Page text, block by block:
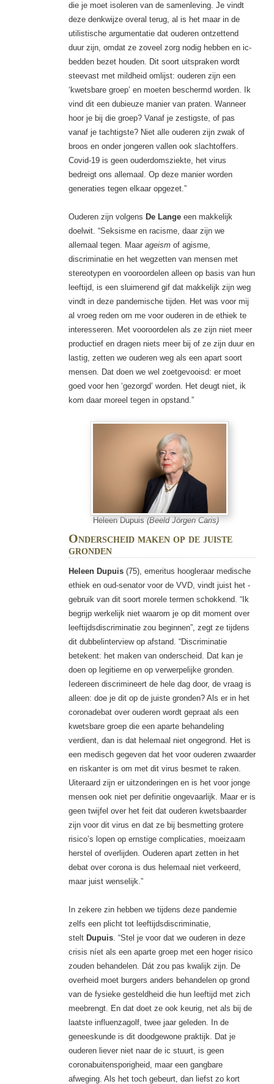
die je moet iso­leren van de samenleving. Je vindt
deze denkwijze overal terug, al is het maar in de
utilistische argumentatie dat ouderen ontzettend
duur zijn, omdat ze zoveel zorg ­nodig hebben en ic-
bedden bezet houden. Dit soort uitspraken wordt
steevast met mildheid omlijst: ouderen zijn een
‘kwetsbare groep’ en moeten beschermd worden. Ik
vind dit een dubieuze manier van praten. Wanneer
hoor je bij die groep? Vanaf je zestigste, of pas
vanaf je tachtigste? Niet alle ouderen zijn zwak of
broos en ­onder jongeren vallen ook slachtoffers.
Covid-19 is geen ouderdomsziekte, het virus
bedreigt ons allemaal. Op deze manier worden
generaties tegen elkaar opgezet.”
Ouderen zijn volgens De Langeeen makkelijk
doelwit. “Seksisme en racisme, daar zijn we
allemaal tegen. Maar ageism of agisme,
discriminatie en het wegzetten van mensen met
stereotypen en vooroordelen alleen op basis van hun
leeftijd, is een sluimerend gif dat makkelijk zijn weg
vindt in deze pandemische tijden. Het was voor mij
al vroeg reden om me voor ouderen in de ethiek te
interesseren. Met vooroordelen als ze zijn niet meer
productief en dragen niets meer bij of ze zijn duur en
­lastig, zetten we ouderen weg als een apart soort
mensen. Dat doen we wel zoetgevooisd: er moet
goed voor hen ‘gezorgd’ worden. Het deugt niet, ik
kom daar moreel ­tegen in opstand.”
Heleen Dupuis(Beeld Jörgen Caris)
Onderscheid maken op de juiste
gronden
Heleen Dupuis (75), emeritus hoogleraar medische
ethiek en oud-senator voor de VVD, vindt juist het ­
gebruik van dit soort morele termen schokkend. “Ik
begrijp werkelijk niet waarom je op dit moment over
leeftijdsdiscriminatie zou beginnen”, zegt ze tijdens
dit dubbelinterview op afstand. “Discriminatie
betekent: het maken van onderscheid. Dat kan je
doen op legitieme en op verwerpelijke gronden.
Iedereen discrimineert de ­hele dag door, de vraag is
alleen: doe je dit op de juiste gronden? Als er in het
coronadebat over ouderen wordt gepraat als een
kwetsbare groep die een aparte behandeling
verdient, dan is dat helemaal niet ongegrond. Het is
een medisch gegeven dat het voor ouderen zwaarder
en riskanter is om met dit virus besmet te raken.
Uiteraard zijn er uitzonderingen en is het voor jonge
mensen ook niet per definitie ongevaarlijk. Maar er is
geen twijfel over het feit dat ouderen kwetsbaarder
zijn voor dit ­virus en dat ze bij besmetting grotere
risico’s lopen op ernstige complicaties, moeizaam
herstel of overlijden. Ouderen apart zetten in het
debat over corona is dus helemaal niet verkeerd,
maar juist wenselijk.”
In zekere zin hebben we tijdens deze pandemie
zelfs een plicht tot leeftijdsdiscriminatie,
stelt Dupuis. “Stel je voor dat we ouderen in deze
crisis níet als een aparte groep met een hoger risico
zouden behandelen. Dát zou pas kwalijk zijn. De
overheid moet burgers anders behandelen op grond
van de fysieke gesteldheid die hun leeftijd met zich
meebrengt. En dat doet ze ook keurig, net als bij de
laatste influenzagolf, twee jaar geleden. In de
geneeskunde is dit doodgewone praktijk. Dat je
ouderen liever niet naar de ic stuurt, is geen
coronabuitensporigheid, maar een gangbare
afweging. Als het toch gebeurt, dan liefst zo kort